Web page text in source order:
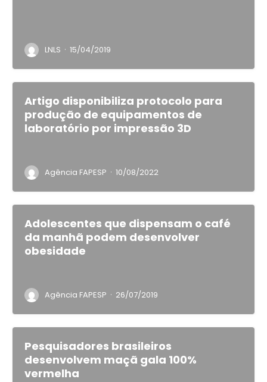
LNLS · 15/04/2019
Artigo disponibiliza protocolo para
produção de equipamentos de
laboratório por impressão 3D
Agência FAPESP · 10/08/2022
Adolescentes que dispensam o café
da manhã podem desenvolver
obesidade
Agência FAPESP · 26/07/2019
Pesquisadores brasileiros
desenvolvem maçã gala 100%
vermelha